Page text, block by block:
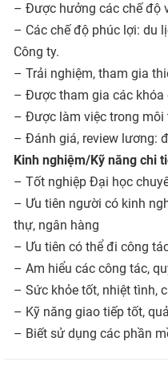
– Được hưởng các chế độ
– Các chế độ phúc lợi: du
Công ty.
– Trải nghiệm, tham gia
– Được tham gia các khóa
– Được làm việc trong môi
– Đánh giá, review lương:
Kinh nghiệm/Kỹ năng chi
– Tốt nghiệp Đại học
– Ưu tiên người có kinh
thự, ngân hàng
– Ưu tiên có thể đi công
– Am hiểu các công tác,
– Sức khỏe tốt, nhiệt tình,
– Kỹ năng giao tiếp tốt,
– Biết sử dụng các phần